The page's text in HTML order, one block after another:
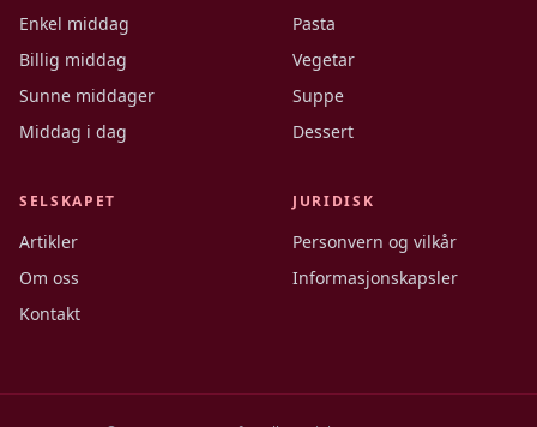
Enkel middag
Billig middag
Sunne middager
Middag i dag
Pasta
Vegetar
Suppe
Dessert
SELSKAPET
Artikler
Om oss
Kontakt
JURIDISK
Personvern og vilkår
Informasjonskapsler